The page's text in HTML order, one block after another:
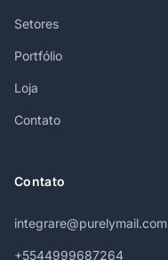
Setores
Portfólio
Loja
Contato
Contato
integrare@purelymail.com
+5544999687264